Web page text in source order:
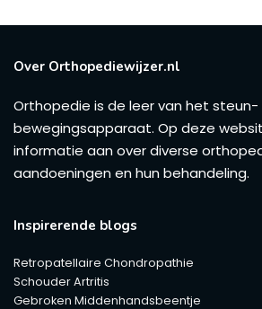
Over Orthopediewijzer.nl
Orthopedie is de leer van het steun-
bewegingsapparaat. Op deze
informatie aan over diverse
aandoeningen en hun behandeling.
Inspirerende blogs
Retropatellaire Chondropathie
Schouder Artritis
Gebroken Middenhandsbeentje